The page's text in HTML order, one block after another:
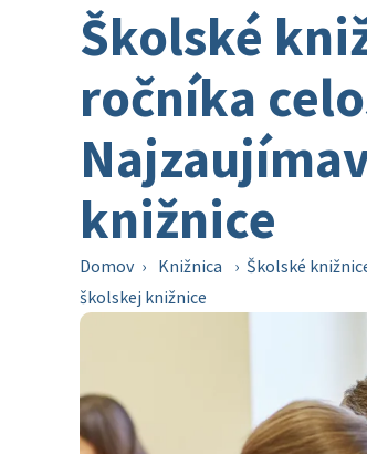
Školské
ročníka
knižnice
Domov › Knižnica › Školské
školskej knižnice